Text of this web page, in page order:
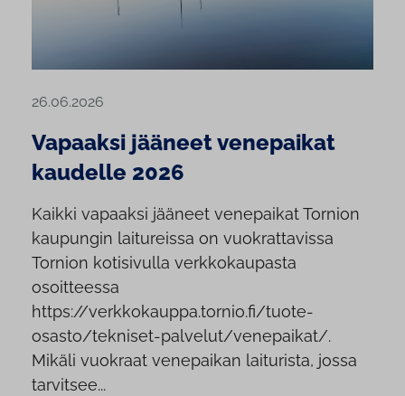
26.06.2026
Vapaaksi jääneet venepaikat
kaudelle 2026
Kaikki vapaaksi jääneet venepaikat Tornion
kaupungin laitureissa on vuokrattavissa
Tornion kotisivulla verkkokaupasta
osoitteessa
https://verkkokauppa.tornio.fi/tuote-
osasto/tekniset-palvelut/venepaikat/.
Mikäli vuokraat venepaikan laiturista, jossa
tarvitsee...